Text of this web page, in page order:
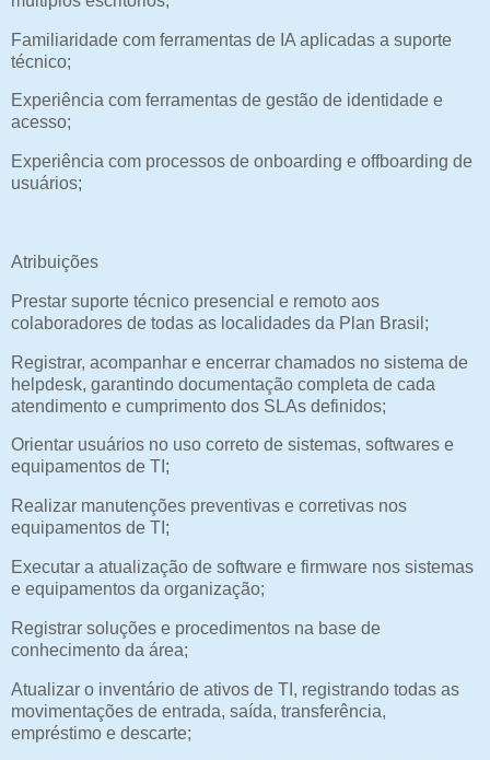
Familiaridade com ferramentas de IA aplicadas a suporte
técnico;
Experiência com ferramentas de gestão de identidade e
acesso;
Experiência com processos de onboarding e offboarding de
usuários;
Atribuições
Prestar suporte técnico presencial e remoto aos
colaboradores de todas as localidades da Plan Brasil;
Registrar, acompanhar e encerrar chamados no sistema de
helpdesk, garantindo documentação completa de cada
atendimento e cumprimento dos SLAs definidos;
Orientar usuários no uso correto de sistemas, softwares e
equipamentos de TI;
Realizar manutenções preventivas e corretivas nos
equipamentos de TI;
Executar a atualização de software e firmware nos sistemas
e equipamentos da organização;
Registrar soluções e procedimentos na base de
conhecimento da área;
Atualizar o inventário de ativos de TI, registrando todas as
movimentações de entrada, saída, transferência,
empréstimo e descarte;